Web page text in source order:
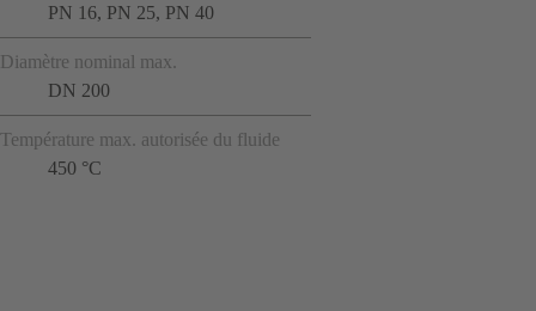
PN 16, PN 25, PN 40
Diamètre nominal max.
DN 200
Température max. autorisée du fluide
450 °C